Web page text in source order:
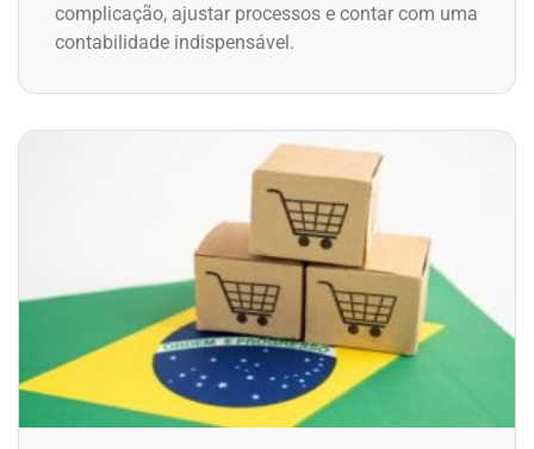
complicação, ajustar processos e contar com uma
contabilidade indispensável.